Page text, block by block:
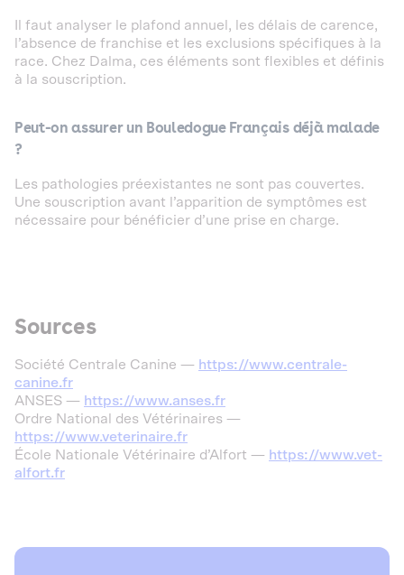
Il faut analyser le plafond annuel, les délais de carence,
l’absence de franchise et les exclusions spécifiques à la
race. Chez Dalma, ces éléments sont flexibles et définis
à la souscription.
Peut-on assurer un Bouledogue Français déjà malade
?
Les pathologies préexistantes ne sont pas couvertes.
Une souscription avant l’apparition de symptômes est
nécessaire pour bénéficier d’une prise en charge.
Sources
Société Centrale Canine — https://www.centrale-
canine.fr
ANSES — https://www.anses.fr
Ordre National des Vétérinaires —
https://www.veterinaire.fr
École Nationale Vétérinaire d’Alfort — https://www.vet-
alfort.fr